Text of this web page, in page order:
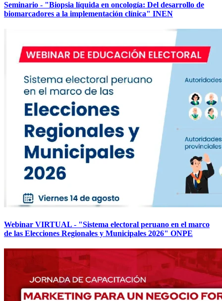
Seminario - "Biopsia líquida en oncología: Del desarrollo de
biomarcadores a la implementación clínica" INEN
Webinar VIRTUAL - "Sistema electoral peruano en el marco
de las Elecciones Regionales y Municipales 2026" ONPE